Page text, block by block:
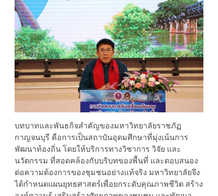
บทบาทและพันธกิจสำคัญของมหาวิทยาลัยราชภัฏ
กาญจนบุรี คือการเป็นสถาบันอุดมศึกษาที่มุ่งเน้นการ
พัฒนาท้องถิ่น โดยให้บริการทางวิชาการ วิจัย และ
นวัตกรรม ที่สอดคล้องกับบริบทของพื้นที่ และตอบสนอง
ต่อความต้องการของชุมชนอย่างแท้จริง มหาวิทยาลัยจึง
ได้กำหนดแผนยุทธศาสตร์เพื่อยกระดับคุณภาพชีวิต สร้าง